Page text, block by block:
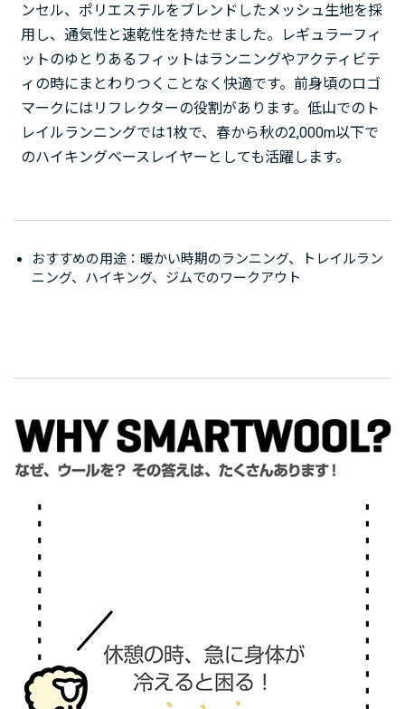
ンセル、ポリエステルをブレンドしたメッシュ生地を採
用し、通気性と速乾性を持たせました。レギュラーフィ
ットのゆとりあるフィットはランニングやアクティビテ
ィの時にまとわりつくことなく快適です。前身頃のロゴ
マークにはリフレクターの役割があります。低山でのト
レイルランニングでは1枚で、春から秋の2,000m以下で
のハイキングベースレイヤーとしても活躍します。
おすすめの用途：暖かい時期のランニング、トレイルラン
ニング、ハイキング、ジムでのワークアウト